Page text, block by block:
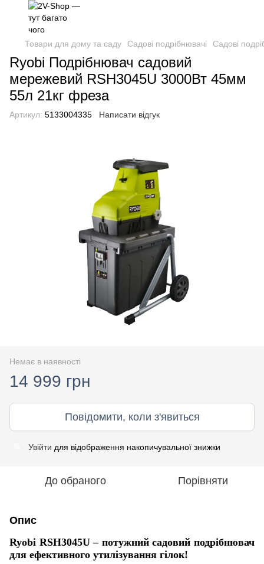
Товари для дому та саду Садові подрібнювачі Садові
Ryobi Подрібнювач садовий
мережевий RSH3045U 3000Вт 45мм
55л 21кг фреза
Артикул: 5133004335 Написати відгук
Немає в наявності
14 999 грн
Повідомити, коли з'явиться
Увійти для відображення накопичувальної знижки
До обраного Порівняти
Опис
Ryobi RSH3045U – потужний садовий подрібнювач
для ефективного утилізування гілок!